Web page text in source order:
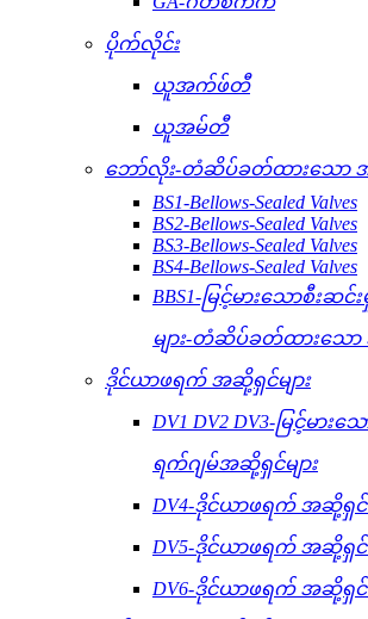
ပိုက်လိုင်း
ယူအက်ဖ်တီ
ယူအမ်တီ
ဘော်လိုး-တံဆိပ်ခတ်ထားသော အ
BS1-Bellows-Sealed Valves
BS2-Bellows-Sealed Valves
BS3-Bellows-Sealed Valves
BS4-Bellows-Sealed Valves
BBS1-မြင့်မားသောစီးဆ
များ-တံဆိပ်ခတ်ထားသော
ဒိုင်ယာဖရက် အဆို့ရှင်များ
DV1 DV2 DV3-မြင့်မား
ရက်ဂျမ်အဆို့ရှင်များ
DV4-ဒိုင်ယာဖရက် အဆို့ရှင်မ
DV5-ဒိုင်ယာဖရက် အဆို့ရှင်မ
DV6-ဒိုင်ယာဖရက် အဆို့ရှင်မ